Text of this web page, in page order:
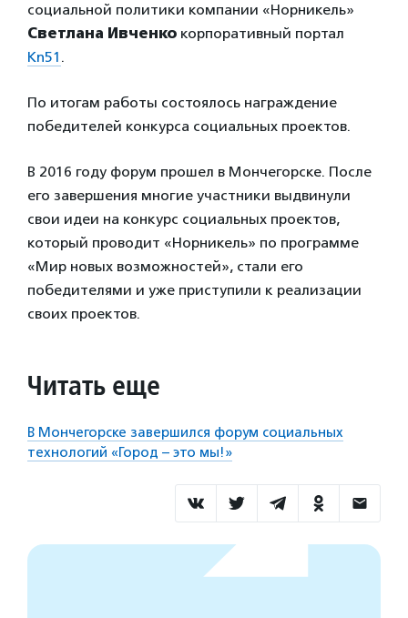
социальной политики компании «Норникель»
Светлана Ивченко корпоративный портал
Kn51 .
По итогам работы состоялось награждение
победителей конкурса социальных проектов.
В 2016 году форум прошел в Мончегорске. После
его завершения многие участники выдвинули
свои идеи на конкурс социальных проектов,
который проводит «Норникель» по программе
«Мир новых возможностей», стали его
победителями и уже приступили к реализации
своих проектов.
Читать еще
В Мончегорске завершился форум социальных
технологий «Город – это мы!»